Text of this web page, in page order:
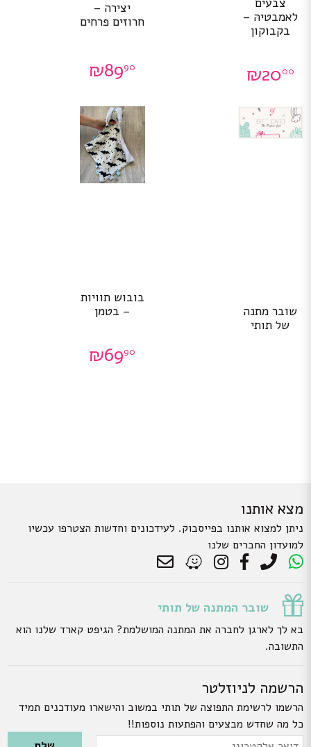
לאמבטיה –
בקבוקון
₪2000
יצירה –
חרוזים פרחים
₪8990
שובר מתנה
של תותי
בובוש תוויות
– בטמן
₪6990
מצא אותנו
ניתן למצוא אותנו בפייסבוק. לעידכונים וחדשות הצטרפו עכשיו
למועדון החברים שלנו
שובר המתנה של תותי
בא לך לארגן לחברה את המתנה המושלמת? הגיפט קארד שלנו הוא
התשובה.
הרשמה לניוזלטר
הרשמו לרשימת התפוצה של תותי במשוב והישארו מעודכנים תמיד
כל מה שחדש מבצעים והפתעות נוספות!!